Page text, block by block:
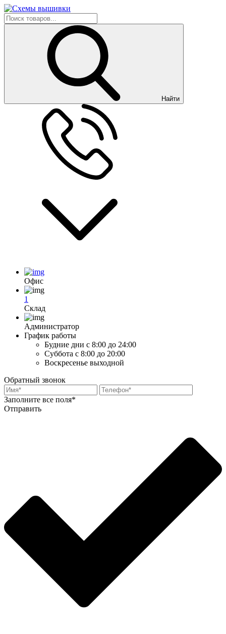
Найти
Офис
1
Склад
Администратор
График работы
Будние дни с 8:00 до 24:00
Суббота с 8:00 до 20:00
Воскресенье выходной
Обратный звонок
Заполните все поля*
Отправить